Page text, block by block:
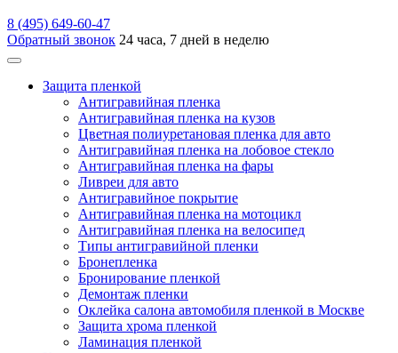
8 (495) 649-60-47
Обратный звонок 24 часа, 7 дней в неделю
Защита пленкой
Антигравийная пленка
Антигравийная пленка на кузов
Цветная полиуретановая пленка для авто
Антигравийная пленка на лобовое стекло
Антигравийная пленка на фары
Ливреи для авто
Антигравийное покрытие
Антигравийная пленка на мотоцикл
Антигравийная пленка на велосипед
Типы антигравийной пленки
Бронепленка
Бронирование пленкой
Демонтаж пленки
Оклейка салона автомобиля пленкой в Москве
Защита хрома пленкой
Ламинация пленкой